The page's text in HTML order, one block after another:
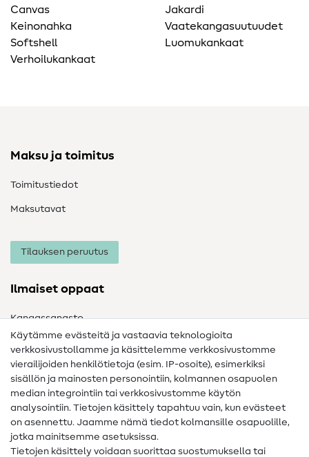
Canvas
Keinonahka
Softshell
Verhoilukankaat
Jakardi
Vaatekangasuutuudet
Luomukankaat
Maksu ja toimitus
Toimitustiedot
Maksutavat
Tilauksen peruutus
Ilmaiset oppaat
Kangassanasto
Ompelusanasto
Ompeluohjeet
Apua ja yhteystiedot
Yhteystiedot
Tietoa omistajanvaihdoksesta
Käytämme evästeitä ja vastaavia teknologioita
verkkosivustollamme ja käsittelemme verkkosivustomme
vierailijoiden henkilötietoja (esim. IP-osoite), esimerkiksi
sisällön ja mainosten personointiin, kolmannen osapuolen
median integrointiin tai verkkosivustomme käytön
analysointiin. Tietojen käsittely tapahtuu vain, kun evästeet
on asennettu. Jaamme nämä tiedot kolmansille osapuolille,
jotka mainitsemme asetuksissa.
Tietojen käsittely voidaan suorittaa suostumuksella tai